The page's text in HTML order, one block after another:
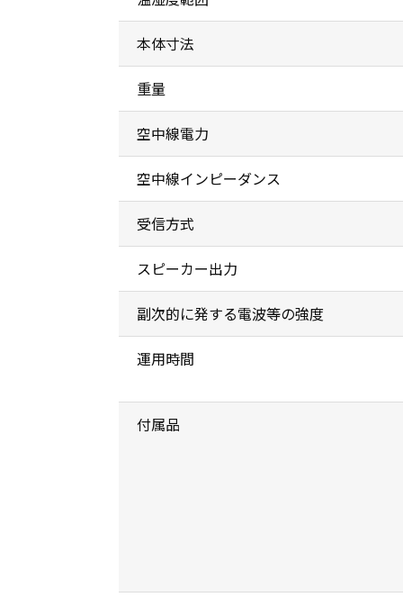
本体寸法
重量
空中線電力
空中線インピーダンス
受信方式
スピーカー出力
副次的に発する電波等の強度
運用時間
付属品